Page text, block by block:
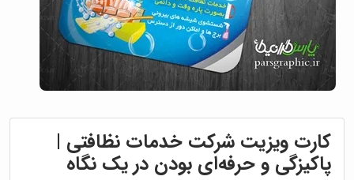
کارت ویزیت شرکت خدمات نظافتی |
پاکیزگی و حرفه‌ای بودن در یک نگاه